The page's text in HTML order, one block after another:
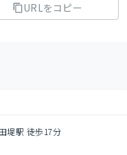
URLをコピー
堤駅 徒歩17分